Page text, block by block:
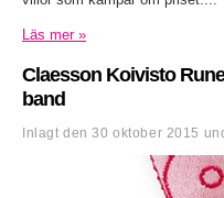
Läs mer »
Claesson Koivisto
band
Inlagt den30 oktober 2015